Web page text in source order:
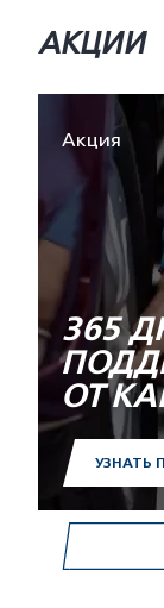
АКЦИИ
Акция
365
ОТ
УЗНАТЬ